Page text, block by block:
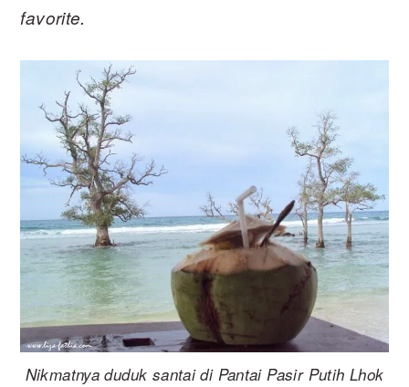
favorite.
Nikmatnya duduk santai di Pantai Pasir Putih Lhok